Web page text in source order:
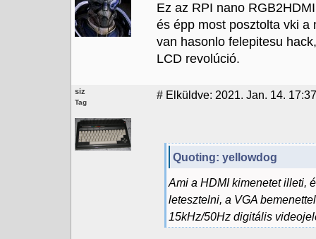
Ez az RPI nano
és épp most posztolta vki a
van hasonlo felepitesu
LCD revolúció.
siz
Tag
# Elküldve: 2021. Jan. 14.
Quoting: yellowdog
Ami a HDMI kimenetet illeti,
letesztelni, a VGA
15kHz/50Hz digitális